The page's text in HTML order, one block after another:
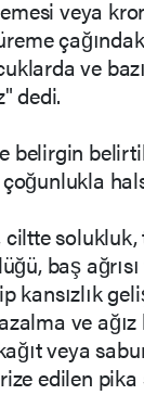
veya
ve
dedi.
belirgin
çoğunlukla
baş
ve
veya
edilen